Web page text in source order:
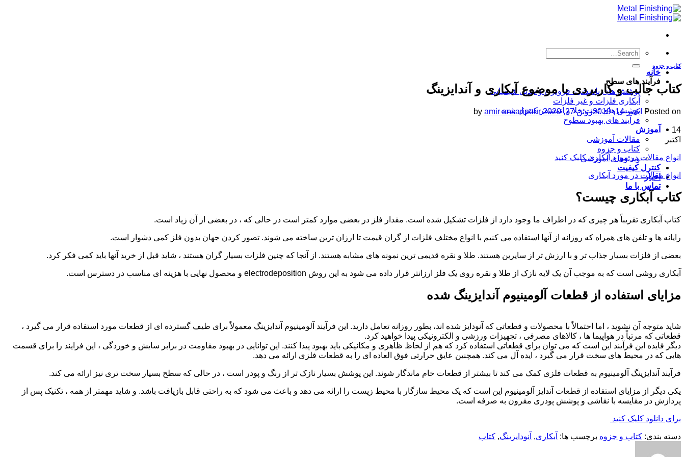
Skip
to
خانه
فرآیند های سطح
پوشش های پاششی، فروبری و تبدیل شیمیایی
آبکاری فلزات و غیر فلزات
پوشش های تحت خلا و اتمسفر کنترل شده
فرآیند های بهبود سطوح
آموزش
مقالات آموزشی
کتاب و جزوه
ویدئوهای آموزشی
کنترل کیفیت
اخبار
تماس با ما
کتاب و جزوه
کتاب جالب و کاربردی با موضوع آبکاری و آندایزینگ
Posted on اکتبر 14, 2019 ژوئن 27, 2020 by amir ansaripour
14
اکتبر
انواع مقالات در مورد آبکاری کلیک کنید
انواع مقالات در مورد آبکاری
کتاب آبکاری چیست؟
کتاب آبکاری تقریباً هر چیزی که در اطراف ما وجود دارد از فلزات تشکیل شده است. مقدار فلز در بعضی موارد کمتر است در حالی که ، در بعضی از آن زیاد است.
رایانه ها و تلفن های همراه که روزانه از آنها استفاده می کنیم با انواع مختلف فلزات از گران قیمت تا ارزان ترین ساخته می شوند. تصور کردن جهان بدون فلز کمی دشوار است.
بعضی از فلزات بسیار جذاب تر و با ارزش تر از سایرین هستند. طلا و نقره قدیمی ترین نمونه های مشابه هستند. از آنجا که چنین فلزات بسیار گران هستند ، شاید قبل از خرید آنها باید کمی فکر کرد.
آبکاری روشی است که به موجب آن یک لایه نازک از طلا و نقره روی یک فلز ارزانتر قرار داده می شود به این روش electrodeposition و محصول نهایی با هزینه ای مناسب در دسترس است.
مزایای استفاده از قطعات آلومینیوم آندایزینگ شده
شاید متوجه آن نشوید ، اما احتمالاً با محصولات و قطعاتی که آنودایز شده اند، بطور روزانه تعامل دارید. این فرآیند آلومینیوم آندایزینگ معمولاً برای طیف گسترده ای از قطعات مورد استفاده قرار می گیرد ،
قطعاتی که مرتباً در هواپیما ها ، کالاهای مصرفی ، تجهیزات ورزشی و الکترونیکی پیدا خواهید کرد.
دیگر فایده این فرآیند این است که می توان برای قطعاتی استفاده کرد که هم از لحاظ ظاهری و مکانیکی باید بهبود پیدا کنند. این توانایی در بهبود مقاومت در برابر سایش و خوردگی ، این فرایند را برای قسمت
هایی که در محیط های سخت قرار می گیرد ، ایده آل می کند. همچنین عایق حرارتی فوق العاده ای را به قطعات فلزی ارائه می دهد.
فرآیند آندایزینگ آلومینیوم به قطعات فلزی کمک می کند تا بیشتر از قطعات خام ماندگار شوند. این پوشش بسیار نازک تر از رنگ و پودر است ، در حالی که سطح بسیار سخت تری نیز ارائه می کند.
یکی دیگر از مزایای استفاده از قطعات آندایز آلومینیوم این است که یک محیط سازگار با محیط زیست را ارائه می دهد و باعث می شود که به راحتی قابل بازیافت باشد. و شاید مهمتر از همه ، تکنیک پس از
پردازش در مقایسه با نقاشی و پوشش پودری مقرون به صرفه است.
برای دانلود کلیک کنید
دسته بندی: کتاب و جزوه برچسب ها: آبکاری, آنودایزینگ, کتاب